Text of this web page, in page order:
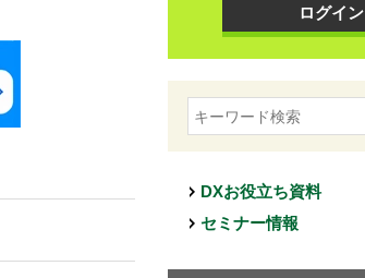
ログイン
DXお役立ち資料
セミナー情報